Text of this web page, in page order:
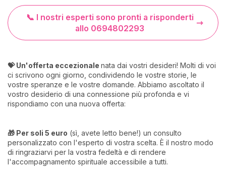
📞 I nostri esperti sono pronti a risponderti
allo 0694802293
💝 Un'offerta eccezionale nata dai vostri desideri! Molti di voi
ci scrivono ogni giorno, condividendo le vostre storie, le
vostre speranze e le vostre domande. Abbiamo ascoltato il
vostro desiderio di una connessione più profonda e vi
rispondiamo con una nuova offerta:
🎁 Per soli 5 euro (sì, avete letto bene!) un consulto
personalizzato con l'esperto di vostra scelta. È il nostro modo
di ringraziarvi per la vostra fedeltà e di rendere
l'accompagnamento spirituale accessibile a tutti.